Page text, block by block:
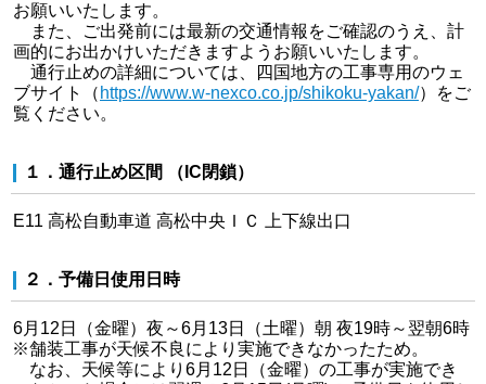
お願いいたします。
また、ご出発前には最新の交通情報をご確認のうえ、計
画的にお出かけいただきますようお願いいたします。
通行止めの詳細については、四国地方の工事専用のウェ
ブサイト（ https://www.w-nexco.co.jp/shikoku-yakan/）をご
覧ください。
１．通行止め区間 （IC閉鎖）
E11 高松自動車道 高松中央ＩＣ 上下線出口
２．予備日使用日時
6月12日（金曜）夜～6月13日（土曜）朝 夜19時～翌朝6時
※舗装工事が天候不良により実施できなかったため。
なお、天候等により6月12日（金曜）の工事が実施でき